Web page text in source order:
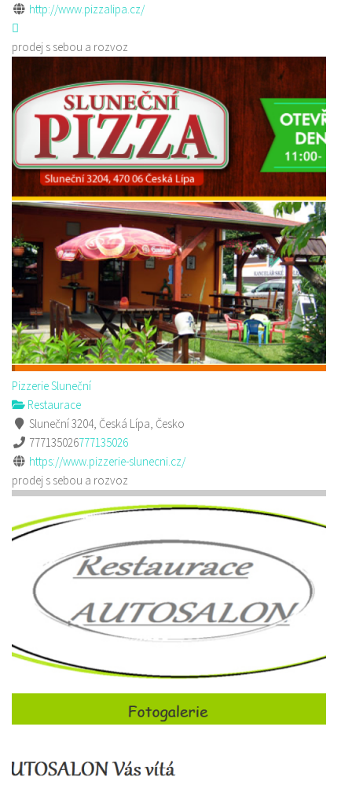
http://www.pizzalipa.cz/
prodej s sebou a rozvoz
Pizzerie Sluneční
Restaurace
Sluneční 3204, Česká Lípa, Česko
777135026777135026
https://www.pizzerie-slunecni.cz/
prodej s sebou a rozvoz